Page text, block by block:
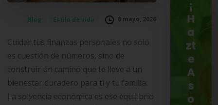
Blog Estilo de vida 8 mayo, 2026
Cuidar tus finanzas personales no solo
es cuestión de números, sino de
construir un camino que te lleve a un
bienestar duradero para ti y tu familia.
La solvencia económica es ese equilibrio
¡
H
a
zt
e
A
s
o